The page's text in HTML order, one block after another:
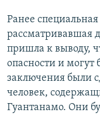
Ранее
рассматривавшая
пришла к выводу,
опасности и
заключения были
человек,
Гуантанамо. Они